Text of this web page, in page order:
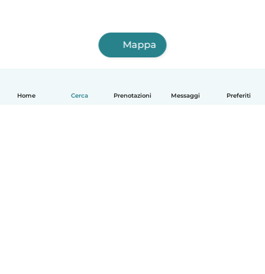
Home Cerca Prenotazioni Messaggi Preferiti
Mappa